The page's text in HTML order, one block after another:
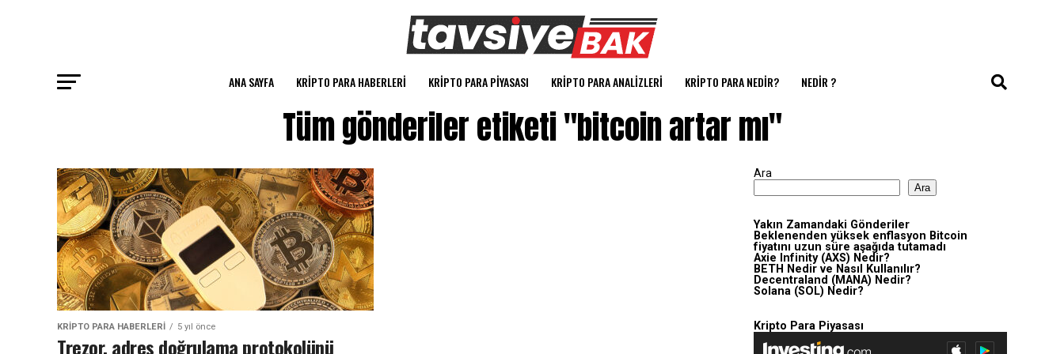
ANA SAYFA KRIPTO PARA HABERLERI KRIPTO PARA PIYASASI KRIPTO PARA ANALIZLERI KRIPTO PARA NEDIR? NEDIR ?
Tüm gönderiler etiketi "bitcoin artar mı"
KRIPTO PARA HABERLERI 5 yıl önce
Trezor, adres doğrulama protokolünü
Ara
Ara
Yakın Zamandaki Gönderiler
Beklenenden yüksek enflasyon Bitcoin
fiyatını uzun süre aşağıda tutamadı
Axie Infinity (AXS) Nedir?
BETH Nedir ve Nasıl Kullanılır?
Decentraland (MANA) Nedir?
Solana (SOL) Nedir?
Kripto Para Piyasası